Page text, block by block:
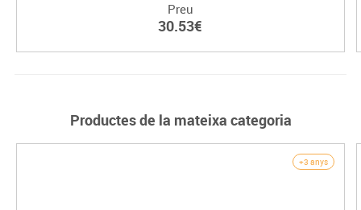
Preu
30.53€
Productes de la mateixa categoria
+3 anys